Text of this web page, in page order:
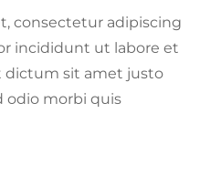
consectetur adipiscing
incididunt ut labore et
dictum sit amet justo
odio morbi quis